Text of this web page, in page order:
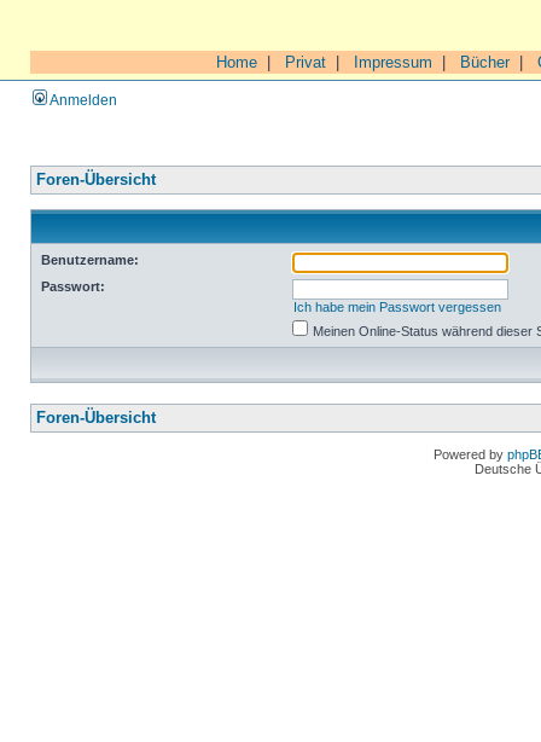
Home Privat Impressum Bücher|
Anmelden
Foren-Übersicht
Benutzername:
Passwort:
Ich habe mein Passwort vergessen
Meinen Online-Status während dieser
Foren-Übersicht
Powered by
Deutsche